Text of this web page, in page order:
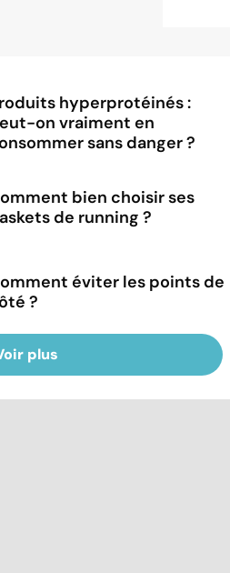
hyperprotéinés :
on vraiment en
sans danger ?
bien choisir ses
de running ?
éviter les points de
?
plus